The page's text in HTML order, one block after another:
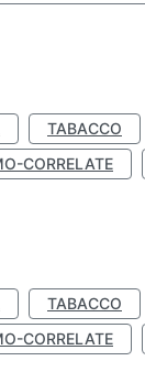
TABACCO
CORRELATE
TABACCO
CORRELATE